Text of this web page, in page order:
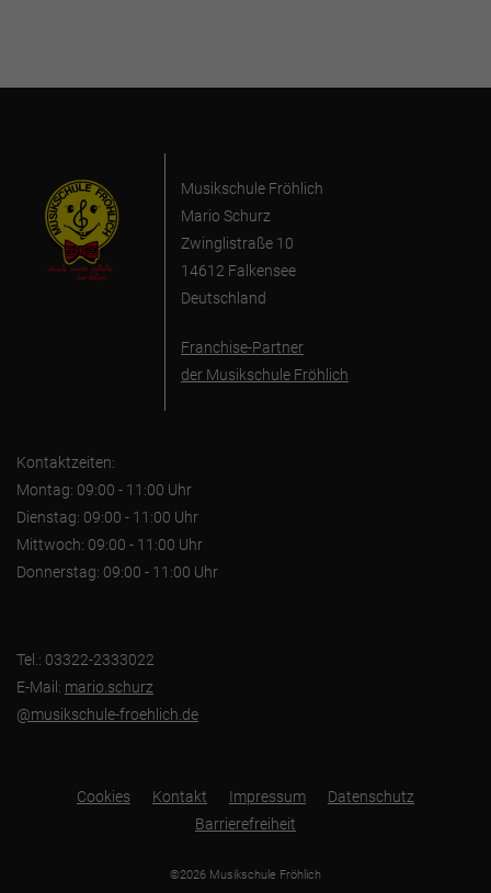
Musikschule Fröhlich
Mario Schurz
Zwinglistraße 10
14612 Falkensee
Deutschland
Franchise-Partner
der Musikschule Fröhlich
Kontaktzeiten:
Montag: 09:00 - 11:00 Uhr
Dienstag: 09:00 - 11:00 Uhr
Mittwoch: 09:00 - 11:00 Uhr
Donnerstag: 09:00 - 11:00 Uhr
Tel.: 03322-2333022
E-Mail: mario.schurz
@musikschule-froehlich.de
Cookies Kontakt Impressum
Datenschutz
Barrierefreiheit
©2026 Musikschule Fröhlich